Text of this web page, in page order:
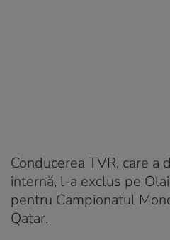
Conducerea TVR, care a
internă, l-a exclus pe
pentru Campionatul
Qatar.